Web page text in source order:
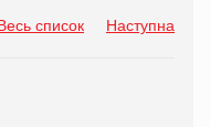
список Наступна